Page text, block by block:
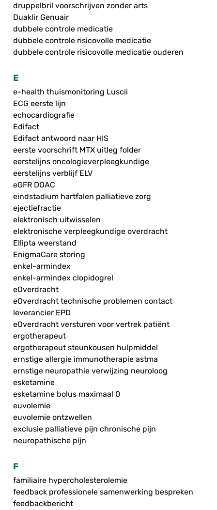
druppelbril voorschrijven zonder arts
Duaklir Genuair
dubbele controle medicatie
dubbele controle risicovolle medicatie
dubbele controle risicovolle medicatie ouderen
E
e-health thuismonitoring Luscii
ECG eerste lijn
echocardiografie
Edifact
Edifact antwoord naar HIS
eerste voorschrift MTX uitleg folder
eerstelijns oncologieverpleegkundige
eerstelijns verblijf ELV
eGFR DOAC
eindstadium hartfalen palliatieve zorg
ejectiefractie
elektronisch uitwisselen
elektronische verpleegkundige overdracht
Ellipta weerstand
EnigmaCare storing
enkel-armindex
enkel-armindex clopidogrel
eOverdracht
eOverdracht technische problemen contact
leverancier EPD
eOverdracht versturen voor vertrek patiënt
ergotherapeut
ergotherapeut steunkousen hulpmiddel
ernstige allergie immunotherapie astma
ernstige neuropathie verwijzing neuroloog
esketamine
esketamine bolus maximaal 0
euvolemie
euvolemie ontzwellen
exclusie palliatieve pijn chronische pijn
neuropathische pijn
F
familiaire hypercholesterolemie
feedback professionele samenwerking bespreken
feedbackbericht